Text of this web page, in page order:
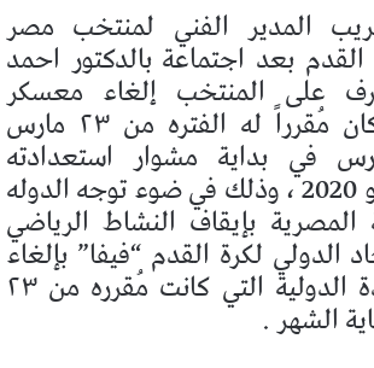
المدير الفني لمنتخب مصر
القدم بعد اجتماعة بالدكتور احمد
على المنتخب إلغاء معسكر
الفريق الذي كان مُقرراً له الفتره من ٢٣ مارس
٣١ مارس في بداية مشوار استعدادته
لاولمبياد طوكيو 2020 ، وذلك في ضوء توجه الدوله
المصرية بإيقاف النشاط الرياضي
الدولي لكرة القدم “فيفا” بإلغاء
مباريات الأجندة الدولية التي كانت مُقرره من ٢٣
الشهر .